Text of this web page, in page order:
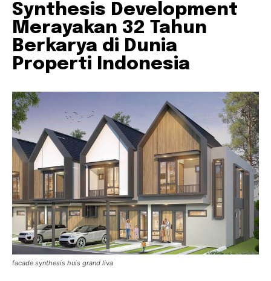
Synthesis Development
Merayakan 32 Tahun
Berkarya di Dunia
Properti Indonesia
facade synthesis huis grand liva